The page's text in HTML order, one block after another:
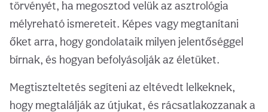
törvényét, ha megosztod velük az asztrológia
mélyreható ismereteit. Képes vagy megtanítani
őket arra, hogy gondolataik milyen jelentőséggel
bírnak, és hogyan befolyásolják az életüket.
Megtiszteltetés segíteni az eltévedt lelkeknek,
hogy megtalálják az útjukat, és rácsatlakozzanak a